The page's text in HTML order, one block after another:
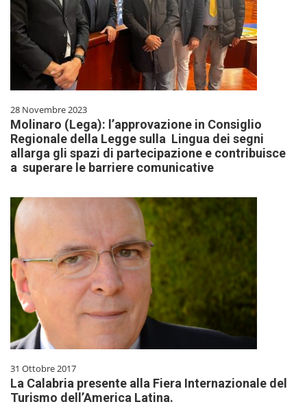
28 Novembre 2023
Molinaro (Lega): l’approvazione in Consiglio
Regionale della Legge sulla Lingua dei segni
allarga gli spazi di partecipazione e contribuisce
a superare le barriere comunicative
31 Ottobre 2017
La Calabria presente alla Fiera Internazionale del
Turismo dell’America Latina.